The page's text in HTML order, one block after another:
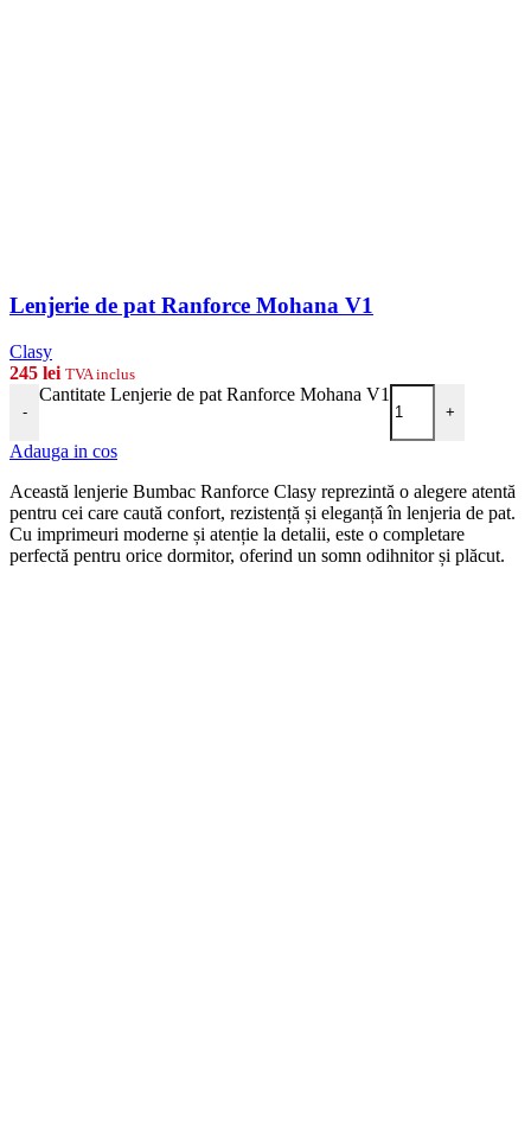
Lenjerie de pat Ranforce Mohana V1
Clasy
245 lei TVA inclus
-
Cantitate Lenjerie de pat Ranforce Mohana V1
+
Adauga in cos
Această lenjerie Bumbac Ranforce Clasy reprezintă o alegere atentă
pentru cei care caută confort, rezistență și eleganță în lenjeria de pat.
Cu imprimeuri moderne și atenție la detalii, este o completare
perfectă pentru orice dormitor, oferind un somn odihnitor și plăcut.